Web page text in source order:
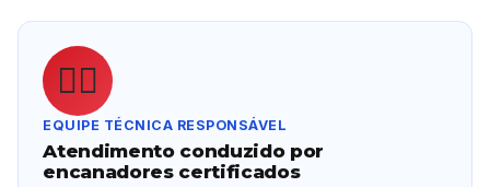
👷‍♂️
EQUIPE TÉCNICA RESPONSÁVEL
Atendimento conduzido por
encanadores certificados